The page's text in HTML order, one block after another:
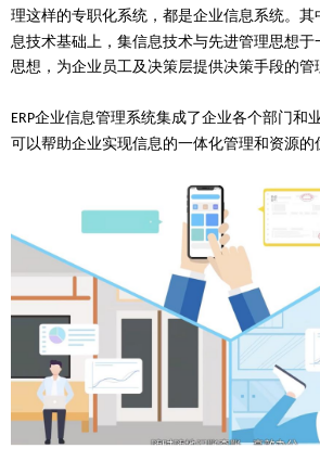
理这样的专职化系统，都是企业信息系统。其
息技术基础上，集信息技术与先进管理思想
思想，为企业员工及决策层提供决策手段的管
ERP企业信息管理系统集成了企业各个部门和
可以帮助企业实现信息的一体化管理和资源的